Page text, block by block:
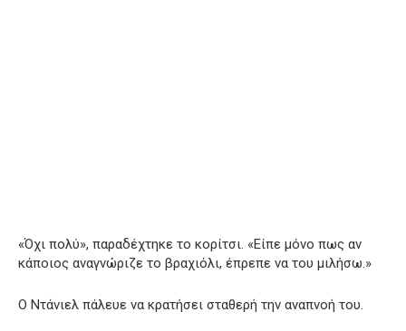
«Όχι πολύ», παραδέχτηκε το κορίτσι. «Είπε μόνο πως αν
κάποιος αναγνώριζε το βραχιόλι, έπρεπε να του μιλήσω.»
Ο Ντάνιελ πάλευε να κρατήσει σταθερή την αναπνοή του.